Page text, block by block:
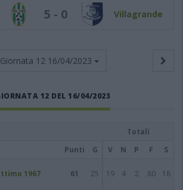
5 - 0 Villagrande
Giornata 12 16/04/2023
12 DEL 16/04/2023
Totali
Punti G V N P F S
1967 61 25 19 4 2 80 18